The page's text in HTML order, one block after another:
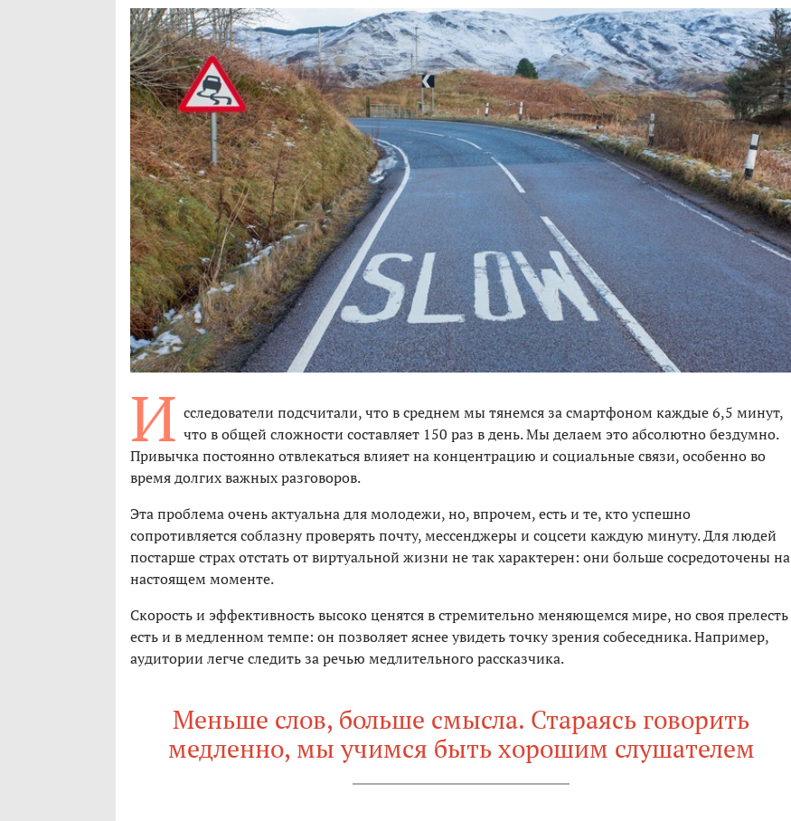
И сследователи подсчитали, что в среднем мы тянемся за смартфоном каждые 6,5 минут,
что в общей сложности составляет 150 раз в день. Мы делаем это абсолютно бездумно.
Привычка постоянно отвлекаться влияет на концентрацию и социальные связи, особенно во
время долгих важных разговоров.
Эта проблема очень актуальна для молодежи, но, впрочем, есть и те, кто успешно
сопротивляется соблазну проверять почту, мессенджеры и соцсети каждую минуту. Для людей
постарше страх отстать от виртуальной жизни не так характерен: они больше сосредоточены на
настоящем моменте.
Скорость и эффективность высоко ценятся в стремительно меняющемся мире, но своя прелесть
есть и в медленном темпе: он позволяет яснее увидеть точку зрения собеседника. Например,
аудитории легче следить за речью медлительного рассказчика.
Меньше слов, больше смысла. Стараясь говорить
медленно, мы учимся быть хорошим слушателем